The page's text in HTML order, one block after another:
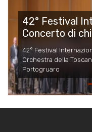
42° Festival
Concerto di
42° Festival
Orchestra della
Portogruaro